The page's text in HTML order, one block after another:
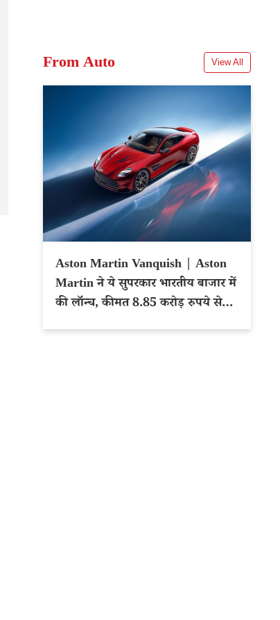
From Auto View All
Aston Martin Vanquish | Aston
Martin ने ये सुपरकार भारतीय बाजार में
की लॉन्च, कीमत 8.85 करोड़ रुपये से